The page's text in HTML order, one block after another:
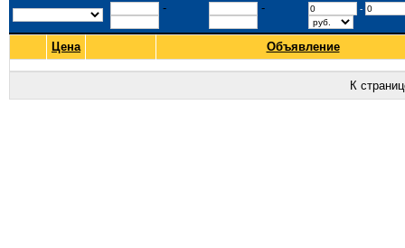
- - -
Цена Объявление
К